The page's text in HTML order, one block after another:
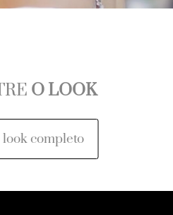
O LOOK
completo